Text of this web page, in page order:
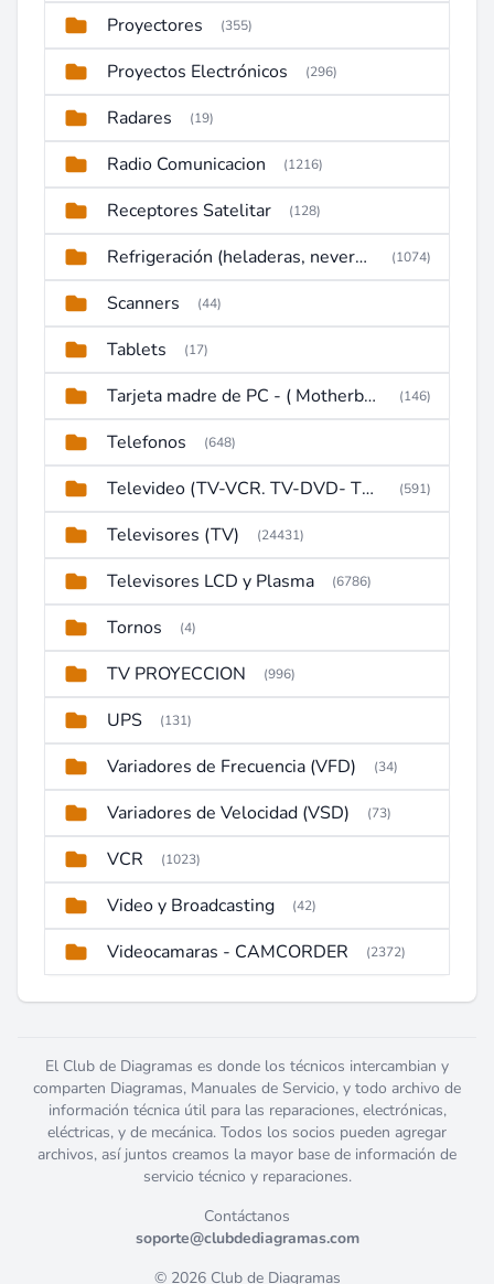
Proyectores (355)
Proyectos Electrónicos (296)
Radares (19)
Radio Comunicacion (1216)
Receptores Satelitar (128)
Refrigeración (heladeras, neveras, congeladores) (1074)
Scanners (44)
Tablets (17)
Tarjeta madre de PC - ( Motherboard ) (146)
Telefonos (648)
Televideo (TV-VCR. TV-DVD- TV-DVD-VCR) (591)
Televisores (TV) (24431)
Televisores LCD y Plasma (6786)
Tornos (4)
TV PROYECCION (996)
UPS (131)
Variadores de Frecuencia (VFD) (34)
Variadores de Velocidad (VSD) (73)
VCR (1023)
Video y Broadcasting (42)
Videocamaras - CAMCORDER (2372)
El Club de Diagramas es donde los técnicos intercambian y
comparten Diagramas, Manuales de Servicio, y todo archivo de
información técnica útil para las reparaciones, electrónicas,
eléctricas, y de mecánica. Todos los socios pueden agregar
archivos, así juntos creamos la mayor base de información de
servicio técnico y reparaciones.
Contáctanos
soporte@clubdediagramas.com
© 2026 Club de Diagramas